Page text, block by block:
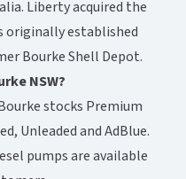
Liberty acquired the
originally established
stocks Premium
Unleaded and AdBlue.
pumps are available